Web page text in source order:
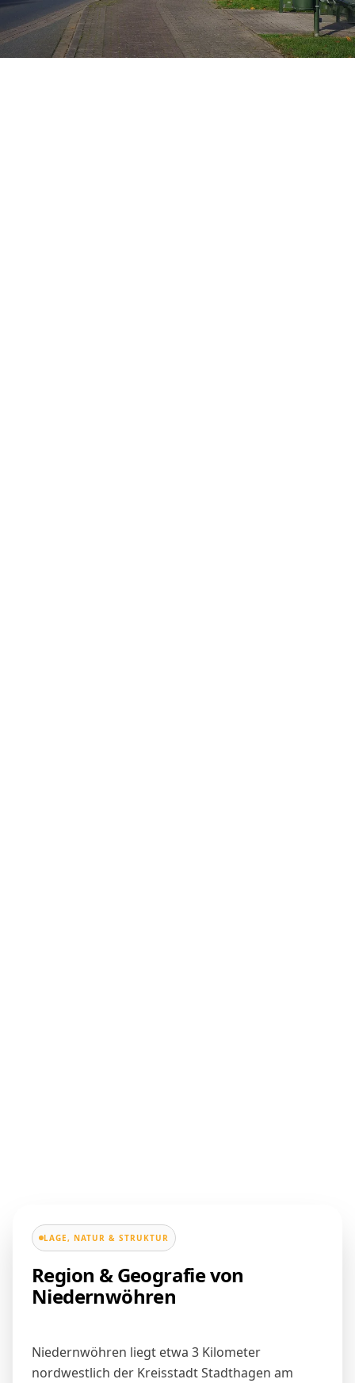
LAGE, NATUR & STRUKTUR
Region & Geografie von
Niedernwöhren
Niedernwöhren liegt etwa 3 Kilometer
nordwestlich der KreisstadtStadthagen am